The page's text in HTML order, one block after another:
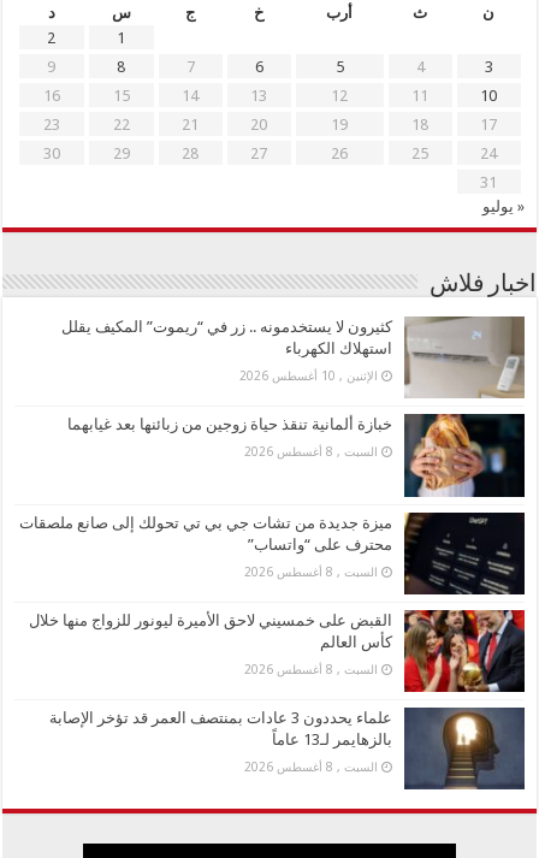
ن
ث أرب خ ج س
د
1
2
3
4
5
6
7
8
9
10
11
12
13
14
15
16
17
18
19
20
21
22
23
24
25
26
27
28
29
30
31
« يوليو
اخبار فلاش
كثيرون لا يستخدمونه .. زر في “ريموت” المكيف يقلل
استهلاك الكهرباء
الإثنين , 10 أغسطس 2026
خبازة ألمانية تنقذ حياة زوجين من زبائنها بعد غيابهما
السبت , 8 أغسطس 2026
ميزة جديدة من تشات جي بي تي تحولك إلى صانع ملصقات
محترف على “واتساب”
السبت , 8 أغسطس 2026
القبض على خمسيني لاحق الأميرة ليونور للزواج منها خلال
كأس العالم
السبت , 8 أغسطس 2026
علماء يحددون 3 عادات بمنتصف العمر قد تؤخر الإصابة
بالزهايمر لـ13 عاماً
السبت , 8 أغسطس 2026